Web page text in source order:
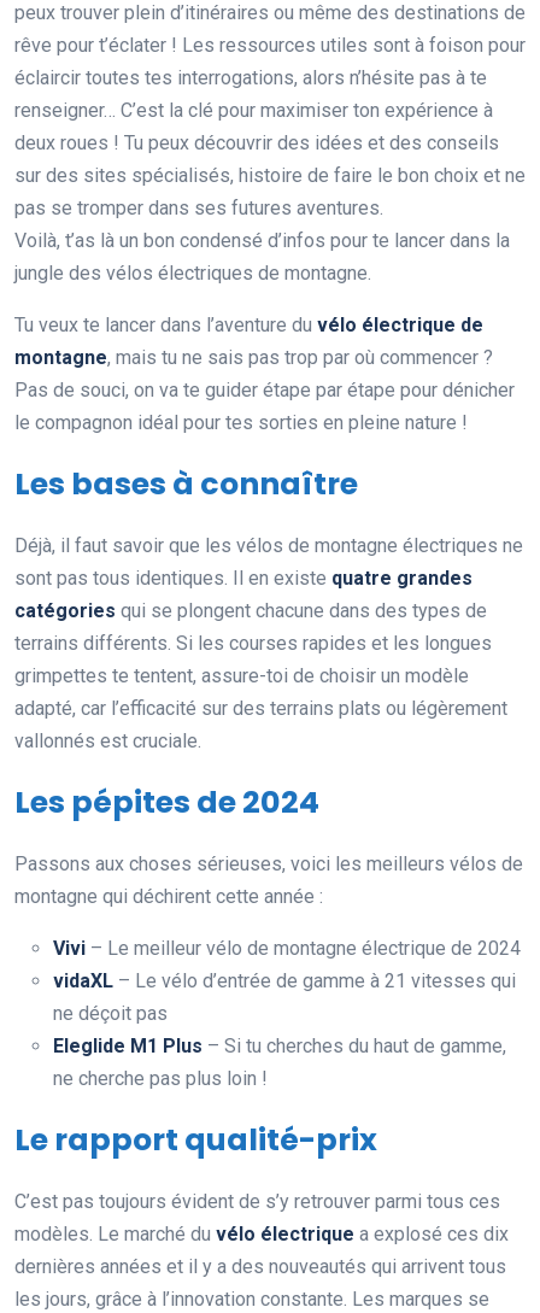
peux trouver plein d’itinéraires ou même des destinations de
rêve pour t’éclater ! Les ressources utiles sont à foison pour
éclaircir toutes tes interrogations, alors n’hésite pas à te
renseigner… C’est la clé pour maximiser ton expérience à
deux roues ! Tu peux découvrir des idées et des conseils
sur des sites spécialisés, histoire de faire le bon choix et ne
pas se tromper dans ses futures aventures.
Voilà, t’as là un bon condensé d’infos pour te lancer dans la
jungle des vélos électriques de montagne.
Tu veux te lancer dans l’aventure du vélo électrique de
montagne, mais tu ne sais pas trop par où commencer ?
Pas de souci, on va te guider étape par étape pour dénicher
le compagnon idéal pour tes sorties en pleine nature !
Les bases à connaître
Déjà, il faut savoir que les vélos de montagne électriques ne
sont pas tous identiques. Il en existe quatre grandes
catégories qui se plongent chacune dans des types de
terrains différents. Si les courses rapides et les longues
grimpettes te tentent, assure-toi de choisir un modèle
adapté, car l’efficacité sur des terrains plats ou légèrement
vallonnés est cruciale.
Les pépites de 2024
Passons aux choses sérieuses, voici les meilleurs vélos de
montagne qui déchirent cette année :
Vivi – Le meilleur vélo de montagne électrique de 2024
vidaXL – Le vélo d’entrée de gamme à 21 vitesses qui
ne déçoit pas
Eleglide M1 Plus – Si tu cherches du haut de gamme,
ne cherche pas plus loin !
Le rapport qualité-prix
C’est pas toujours évident de s’y retrouver parmi tous ces
modèles. Le marché du vélo électrique a explosé ces dix
dernières années et il y a des nouveautés qui arrivent tous
les jours, grâce à l’innovation constante. Les marques se